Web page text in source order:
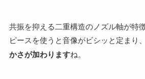
共振を抑える二重構造のノズル軸が特
ピースを使うと音像がビシッと定まり、
かさが加わりますね。